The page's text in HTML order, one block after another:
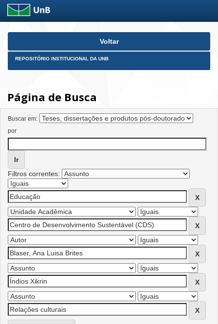
Skip
Voltar
REPOSITÓRIO INSTITUCIONAL DA UNB
Página de Busca
Buscar em:
por
Filtros correntes: